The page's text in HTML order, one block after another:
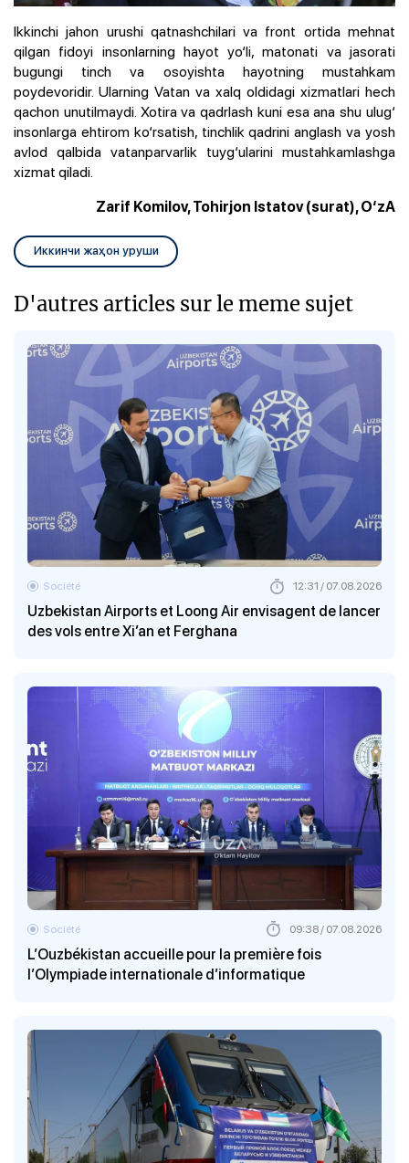
Ikkinchi jahon urushi qatnashchilari va front ortida mehnat
qilgan fidoyi insonlarning hayot yo‘li, matonati va jasorati
bugungi tinch va osoyishta hayotning mustahkam
poydevoridir. Ularning Vatan va xalq oldidagi xizmatlari hech
qachon unutilmaydi. Xotira va qadrlash kuni esa ana shu ulug‘
insonlarga ehtirom ko‘rsatish, tinchlik qadrini anglash va yosh
avlod qalbida vatanparvarlik tuyg‘ularini mustahkamlashga
xizmat qiladi.
Zarif Komilov, Tohirjon Istatov (surat), O‘zA
Иккинчи жаҳон уруши
D'autres articles sur le meme sujet
Uzbekistan Airports et Loong Air envisagent de lancer
des vols entre Xi’an et Ferghana
Société 12:31 / 07.08.2026
L’Ouzbékistan accueille pour la première fois
l’Olympiade internationale d’informatique
Société 09:38 / 07.08.2026